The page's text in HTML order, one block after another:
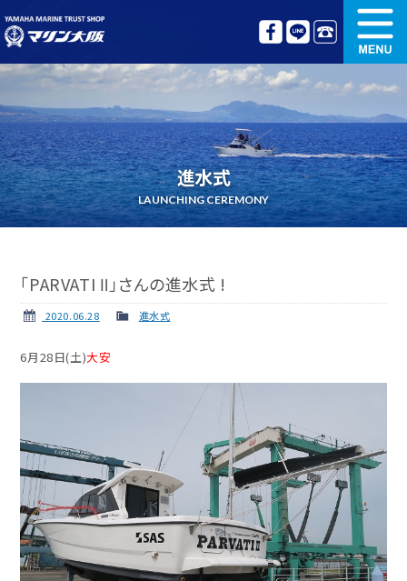
中古艇情報
オリジナル艤装 ボート免許講習
更新講習 クルージング情報
進水式
LAUNCHING CEREMONY
「PARVATI Ⅱ」さんの進水式 !
2020.06.28 進水式
6月28日(土)大安